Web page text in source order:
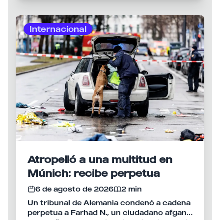
Internacional
Atropelló a una multitud en
Múnich: recibe perpetua
6 de agosto de 2026
2 min
Un tribunal de Alemania condenó a cadena
perpetua a Farhad N., un ciudadano afgano